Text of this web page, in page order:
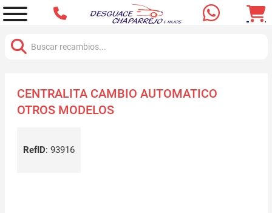
CENTRALITA CAMBIO AUTOMATICO
OTROS MODELOS
RefID: 93916